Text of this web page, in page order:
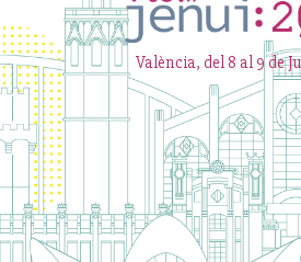
València, del 8 al 9 de